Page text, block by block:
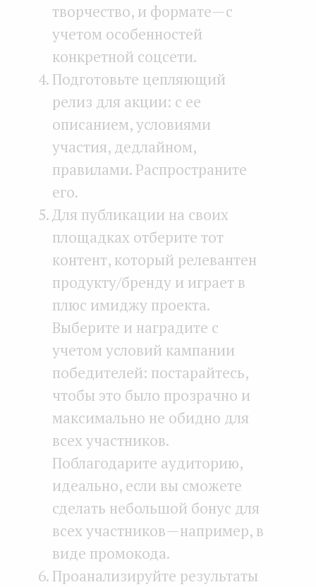
творчество, и формате — с
учетом особенностей
конкретной соцсети.
Подготовьте цепляющий
релиз для акции: с ее
описанием, условиями
участия, дедлайном,
правилами. Распространите
его.
Для публикации на своих
площадках отберите тот
контент, который релевантен
продукту/бренду и играет в
плюс имиджу проекта.
Выберите и наградите с
учетом условий кампании
победителей: постарайтесь,
чтобы это было прозрачно и
максимально не обидно для
всех участников.
Поблагодарите аудиторию,
идеально, если вы сможете
сделать небольшой бонус для
всех участников — например, в
виде промокода.
Проанализируйте результаты